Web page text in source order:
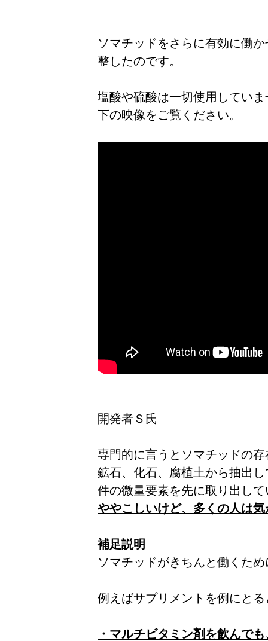
ソマチッドをさらに有効に働
整したのです。
塩酸や硫酸は一切使用していま
下の映像をご覧ください。
開発者Ｓ氏
専門的に言うとソマチッドの
鉱石、化石、腐植土から抽出
件の微量要素を先に取り出し
ややこしいけど、多くの人は
補足説明
ソマチッドがきちんと働くた
例えばサプリメントを例にとる
・マルチビタミン剤を飲んで